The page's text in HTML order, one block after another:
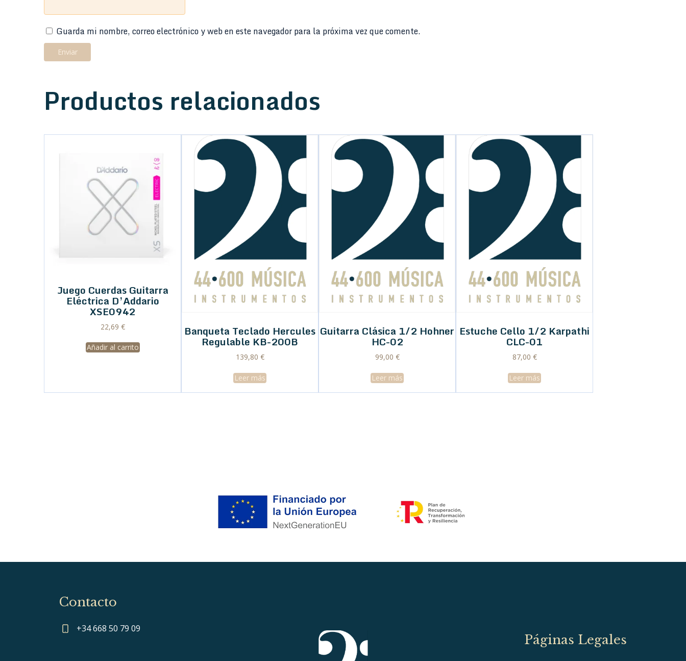
Guarda mi nombre, correo electrónico y web en este navegador para la próxima vez que comente.
Productos relacionados
Juego Cuerdas Guitarra
Eléctrica D’Addario
XSE0942
22,69 €
Añadir al carrito
Banqueta Teclado Hercules
Regulable KB-200B
139,80 €
Leer más
Guitarra Clásica 1/2 Hohner
HC-02
99,00 €
Leer más
Estuche Cello 1/2 Karpathi
CLC-01
87,00 €
Leer más
Contacto
+34 668 50 79 09
Páginas Legales